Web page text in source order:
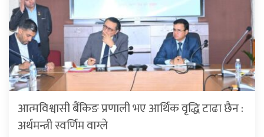
आत्मविश्वासी बैंकिङ प्रणाली भए आर्थिक वृद्धि टाढा छैन :
अर्थमन्त्री स्वर्णिम वाग्ले